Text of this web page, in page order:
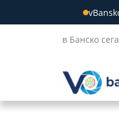
в Банско